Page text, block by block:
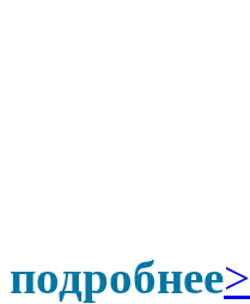
подробнее>